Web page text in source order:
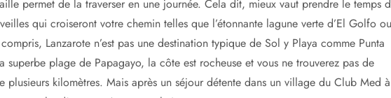
appelé Montañas de fuego, constitue un laboratoire à ciel ouvert pour les
de colonisation de la faune et de la flore. Cet habitat unique majoritairement
pratiquement jamais foulé, renferme près de 100 volcans et 300 cratères.
protégé, il n’est pas possible d’explorer librement le parc mais un circuit en bus de
lunaires. Difficile d’imaginer, tandis que nous nous émerveillons face à ce